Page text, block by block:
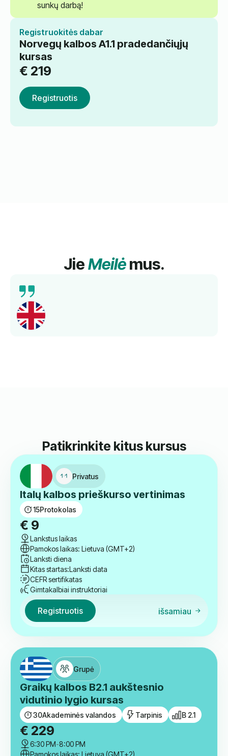
sunkų darbą!
Registruokitės dabar
Norvegų kalbos A1.1 pradedančiųjų
kursas
€ 219
Registruotis
JieMeilėmus.
Išsamus mokymas, kompetentingi mokytojai ir
geresnis kalbos mokėjimas per trumpą laiką.
Rekomenduojama!
Patikrinkite kitus kursus
Privatus
Italų kalbos prieškurso vertinimas
15Protokolas
€9
Pamokos laikas: Lietuva (GMT+2)
Lanksti diena
Kitas startas:Lanksti data
CEFR sertifikatas
Gimtakalbiai instruktoriai
Registruotis išsamiau